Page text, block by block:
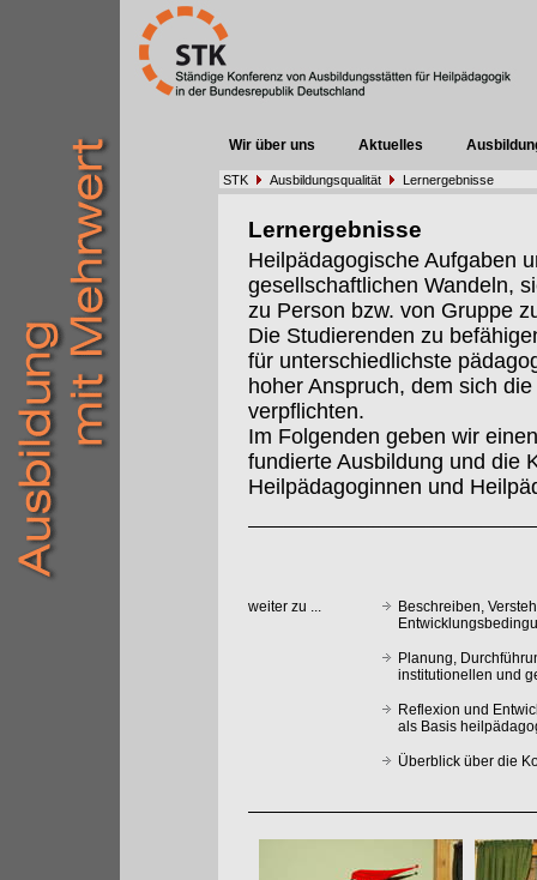
Wir über uns Aktuelles
STK Ausbildungsqualität Lernergebnisse
Lernergebnisse
Heilpädagogische Aufgaben
gesellschaftlichen Wandeln,
zu Person bzw. von Gruppe
Die Studierenden zu
für unterschiedlichste
hoher Anspruch, dem sich
verpflichten.
Im Folgenden geben wir
fundierte Ausbildung und die
Heilpädagoginnen und
weiter zu ...
Beschreiben,
Planung,
institutionellen und
Reflexion und
als Basis
Überblick über die